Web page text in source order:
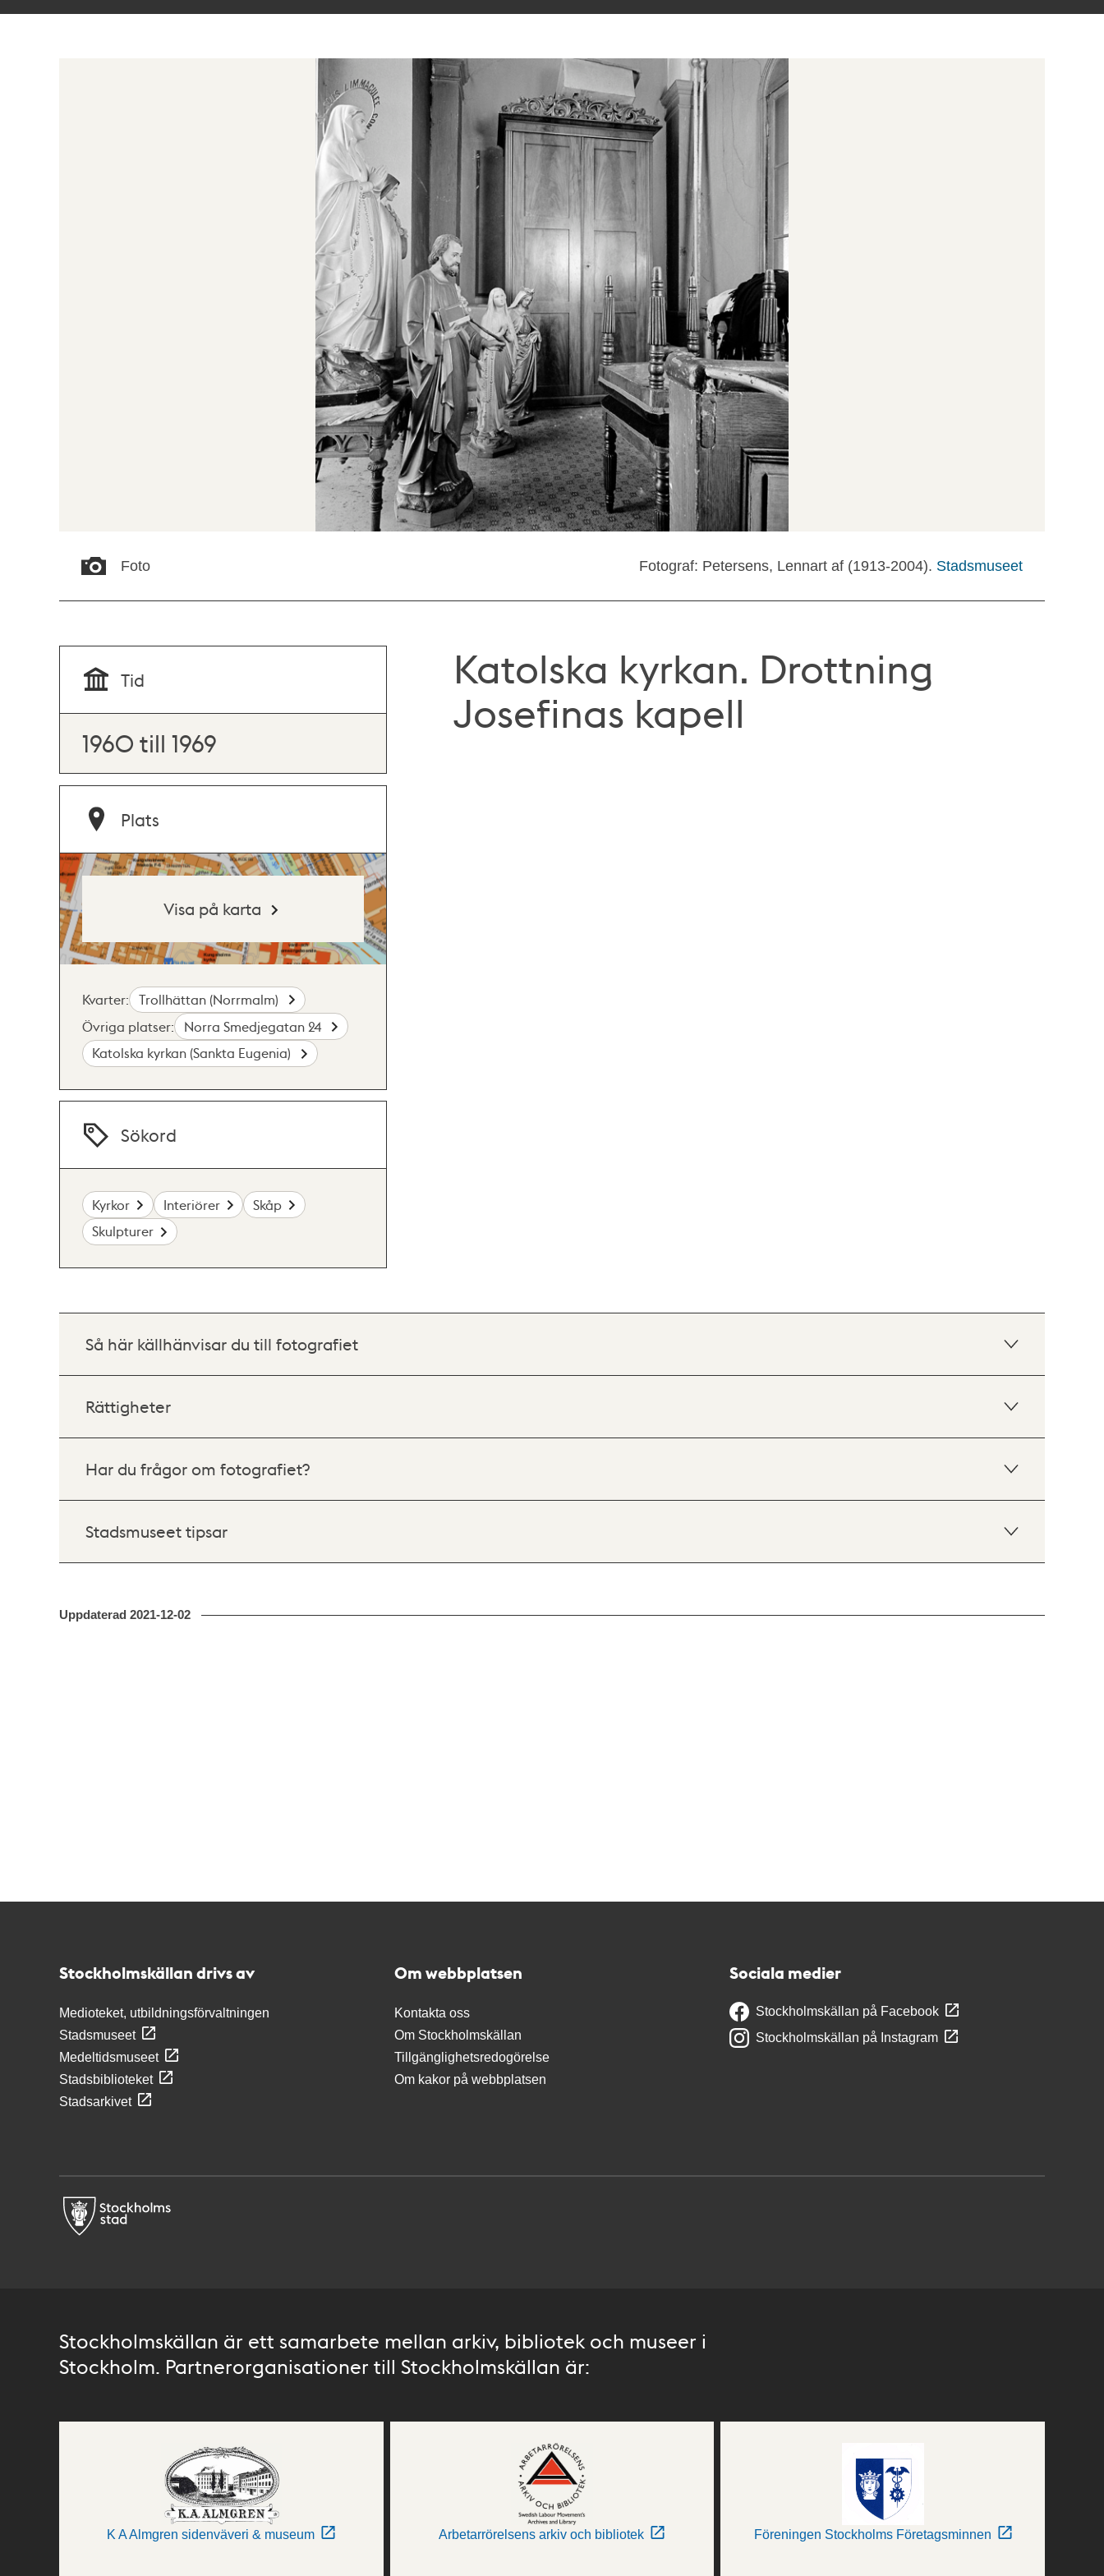
Foto Fotograf: Petersens, Lennart af (1913-2004). Stadsmuseet
Katolska kyrkan. Drottning
Josefinas kapell
Tid
1960 till 1969
Plats
Visa på karta
Kvarter:
Trollhättan (Norrmalm)
Övriga platser:
Norra Smedjegatan 24
Katolska kyrkan (Sankta Eugenia)
Sökord
Kyrkor Interiörer
Skåp
Skulpturer
Så här källhänvisar du till fotografiet
Rättigheter
Har du frågor om fotografiet?
Stadsmuseet tipsar
Uppdaterad 2021-12-02
Stockholmskällan drivs av
Medioteket, utbildningsförvaltningen
Stadsmuseet
Medeltidsmuseet
Stadsbiblioteket
Stadsarkivet
Om webbplatsen
Kontakta oss
Om Stockholmskällan
Tillgänglighetsredogörelse
Om kakor på webbplatsen
Sociala medier
Stockholmskällan på Facebook
Stockholmskällan på Instagram
Stockholmskällan är ett samarbete mellan arkiv, bibliotek och museer i
Stockholm. Partnerorganisationer till Stockholmskällan är:
K A Almgren sidenväveri & museum Arbetarrörelsens arkiv och bibliotek Föreningen Stockholms Företagsminnen